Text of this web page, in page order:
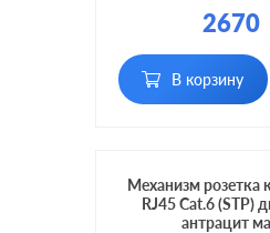
разъема:
2670
В корзину
Механизм розетка
RJ45 Cat.6 (STP)
антрацит